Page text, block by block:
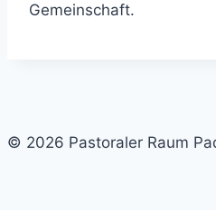
Gemeinschaft.
© 2026 Pastoraler Raum